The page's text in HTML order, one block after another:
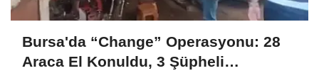
Bursa'da “Change” Operasyonu: 28
Araca El Konuldu, 3 Şüpheli